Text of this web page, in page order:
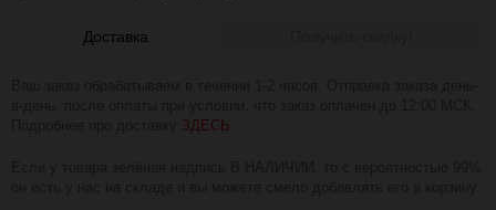
Доставка
ЗДЕСЬ